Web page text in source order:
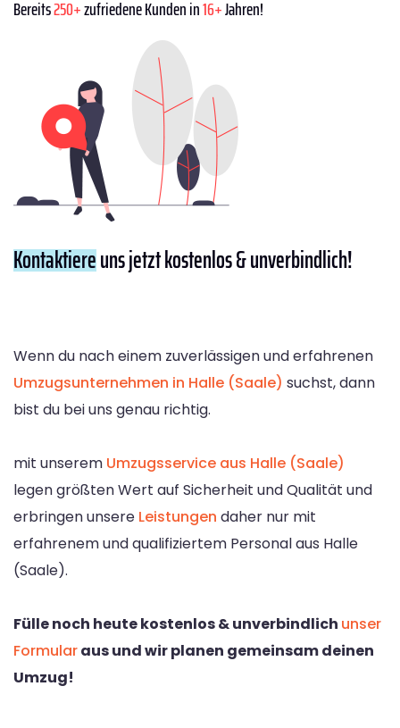
Bereits250+zufriedene Kunden in16+Jahren!
Kontaktiereuns jetzt kostenlos & unverbindlich!
Wenn du nach einem zuverlässigen und erfahrenen
Umzugsunternehmen in Halle (Saale) suchst, dann
bist du bei uns genau richtig.
mit unserem Umzugsservice aus Halle (Saale)
legen größten Wert auf Sicherheit und Qualität und
erbringen unsere Leistungen daher nur mit
erfahrenem und qualifiziertem Personal aus Halle
(Saale).
Fülle noch heute kostenlos & unverbindlich unser
Formularaus und wir planen gemeinsam deinen
Umzug!